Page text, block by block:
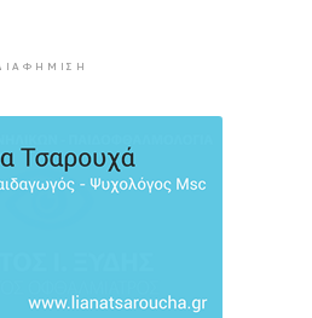
με τη μεγαλύτερη